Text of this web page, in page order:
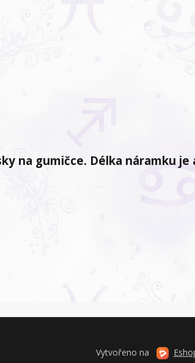
na gumičce. Délka náramku je
Vytvořeno na